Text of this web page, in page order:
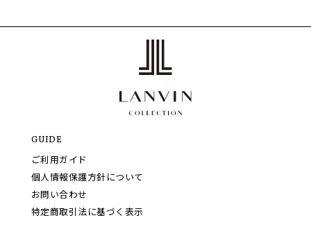
GUIDE
ご利用ガイド
個人情報保護方針について
お問い合わせ
特定商取引法に基づく表示